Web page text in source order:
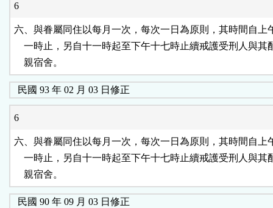
6
六、與眷屬同住以每月一次，每次一日為原則，其時間自上
一時止，另自十一時起至下午十七時止續戒護受刑人與其
    親宿舍。
民國 93 年 02 月 03 日修正
6
六、與眷屬同住以每月一次，每次一日為原則，其時間自上
一時止，另自十一時起至下午十七時止續戒護受刑人與其
    親宿舍。
民國 90 年 09 月 03 日修正